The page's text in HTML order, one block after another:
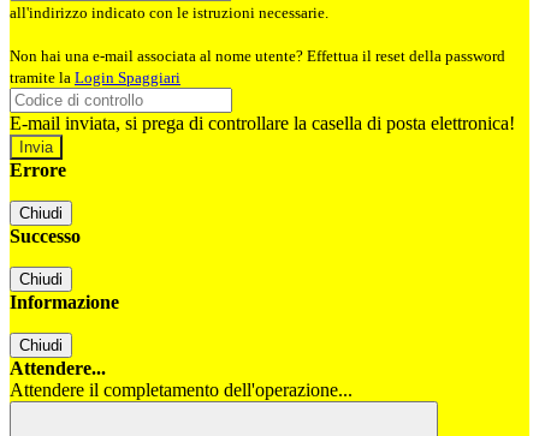
all'indirizzo indicato con le istruzioni necessarie.
Non hai una e-mail associata al nome utente? Effettua il reset della password
tramite la Login Spaggiari
E-mail inviata, si prega di controllare la casella di posta elettronica!
Errore
Chiudi
Successo
Chiudi
Informazione
Chiudi
Attendere...
Attendere il completamento dell'operazione...